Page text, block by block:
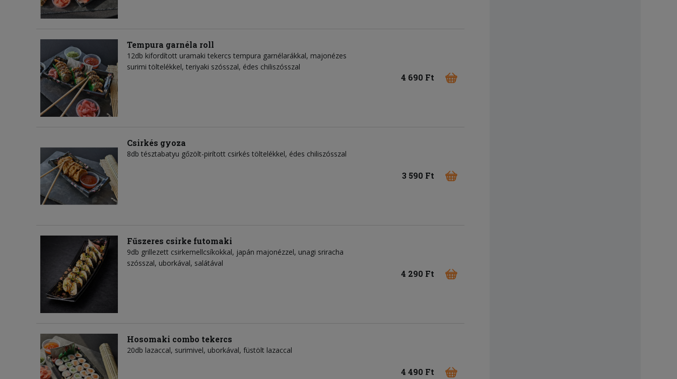
Tempura garnéla roll
12db kifordított uramaki tekercs tempura garnélarákkal, majonézes
surimi töltelékkel, teriyaki szósszal, édes chiliszósszal
4 690 Ft
Csirkés gyoza
8db tésztabatyu gőzölt-pirított csirkés töltelékkel, édes chiliszósszal
3 590 Ft
Fűszeres csirke futomaki
9db grillezett csirkemellcsíkokkal, japán majonézzel, unagi sriracha
szósszal, uborkával, salátával
4 290 Ft
Hosomaki combo tekercs
20db lazaccal, surimivel, uborkával, füstölt lazaccal
4 490 Ft